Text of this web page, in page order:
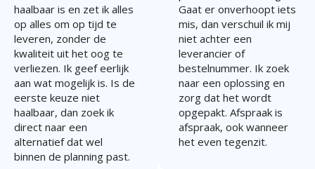
haalbaar is en zet ik alles
op alles om op tijd te
leveren, zonder de
kwaliteit uit het oog te
verliezen. Ik geef eerlijk
aan wat mogelijk is. Is de
eerste keuze niet
haalbaar, dan zoek ik
direct naar een
alternatief dat wel
binnen de planning past.
Gaat er onverhoopt iets
mis, dan verschuil ik mij
niet achter een
leverancier of
bestelnummer. Ik zoek
naar een oplossing en
zorg dat het wordt
opgepakt. Afspraak is
afspraak, ook wanneer
het even tegenzit.